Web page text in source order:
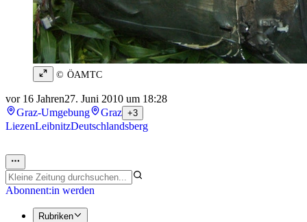
© ÖAMTC
vor 16 Jahren27. Juni 2010 um 18:28
Graz-Umgebung
Graz +3
LiezenLeibnitzDeutschlandsberg
Abonnent:in werden
Rubriken